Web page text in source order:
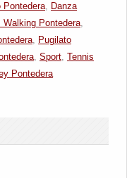
Pontedera, Danza
Walking Pontedera,
, Pugilato
, Sport, Tennis
Pontedera